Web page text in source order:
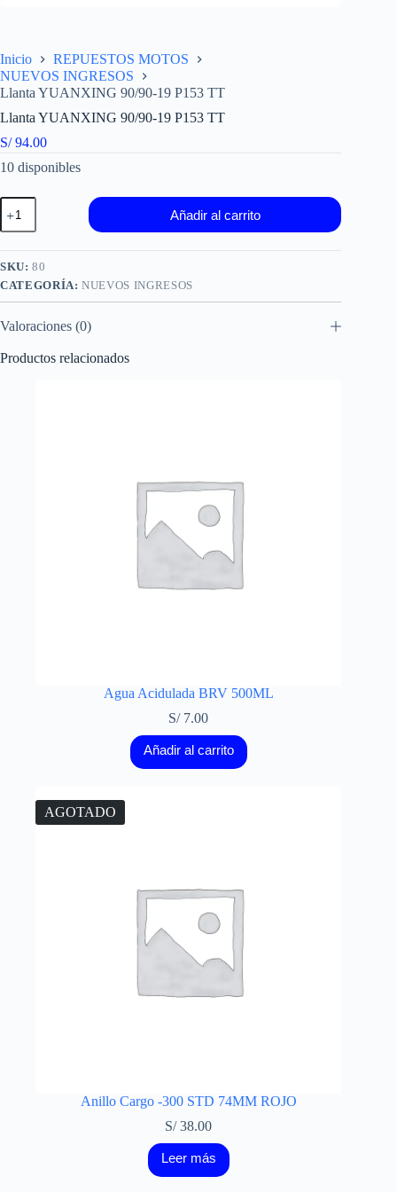
Inicio
REPUESTOS MOTOS
NUEVOS INGRESOS
Llanta YUANXING 90/90-19 P153 TT
Llanta YUANXING 90/90-19 P153 TT
S/94.00
10 disponibles
Llanta
YUANXING
90/90-
19
P153
TT
cantidad
Añadir al carrito
SKU:80
CATEGORÍA:NUEVOS INGRESOS
Valoraciones (0)
Productos relacionados
Agua Acidulada BRV 500ML
S/7.00
Añadir al carrito
AGOTADO
Anillo Cargo -300 STD 74MM ROJO
S/38.00
Leer más